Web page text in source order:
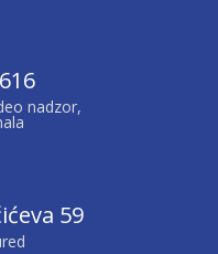
nadzor,
59